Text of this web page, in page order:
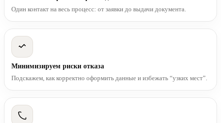
Один контакт на весь процесс: от заявки до выдачи документа.
Минимизируем риски отказа
Подскажем, как корректно оформить данные и избежать “узких мест”.